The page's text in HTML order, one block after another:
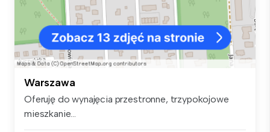
Warszawa
Oferuję do wynajęcia przestronne, trzypokojowe
mieszkanie...